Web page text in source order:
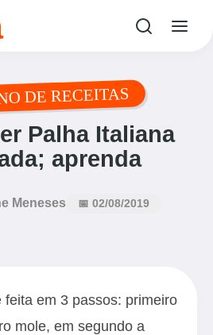
DE RECEITAS
Palha Italiana
aprenda
Meneses 📅 02/08/2019
feita em 3 passos: primeiro
mole, em segundo a